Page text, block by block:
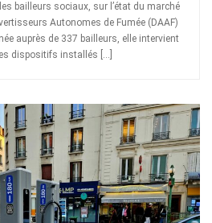
bailleurs sociaux, sur l’état du marché
Autonomes de Fumée (DAAF)
auprès de 337 bailleurs, elle intervient
dispositifs installés […]